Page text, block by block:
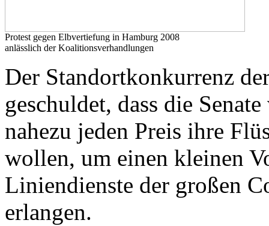
Protest gegen Elbvertiefung in Hamburg 2008
anlässlich der Koalitionsverhandlungen
Der Standortkonkurrenz
geschuldet, dass die
nahezu jeden Preis ihre
wollen, um einen kleinen
Liniendienste der großen
erlangen.